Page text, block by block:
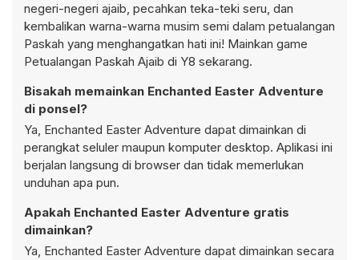
negeri-negeri ajaib, pecahkan teka-teki seru, dan
kembalikan warna-warna musim semi dalam petualangan
Paskah yang menghangatkan hati ini! Mainkan game
Petualangan Paskah Ajaib di Y8 sekarang.
Bisakah memainkan Enchanted Easter Adventure
di ponsel?
Ya, Enchanted Easter Adventure dapat dimainkan di
perangkat seluler maupun komputer desktop. Aplikasi ini
berjalan langsung di browser dan tidak memerlukan
unduhan apa pun.
Apakah Enchanted Easter Adventure gratis
dimainkan?
Ya, Enchanted Easter Adventure dapat dimainkan secara